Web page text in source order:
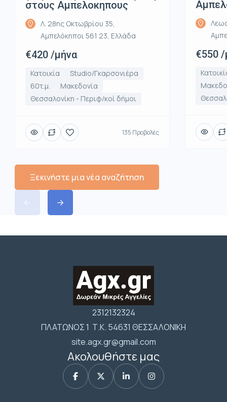
στους Αμπελοκηπους
Λ. 28ης Οκτωβρίου 35,
Αμπελόκηποι 561 23, Ελλάδα
€420 /μήνα
Κατοικία
Studio/Γκαρσονιέρα
60τ.μ.
Μακεδονία
Θεσσαλονίκη - Περιφ/κοί δήμοι
135 Προβολές
€550
Ξεκινήστε μια νέα αναζήτηση
2312132324
ΠΛΑΤΩΝΟΣ 1 Τ.Κ. 54631 ΘΕΣΣΑΛΟΝΙΚΗ
site.agx.gr@gmail.com
Ακολουθήστε μας